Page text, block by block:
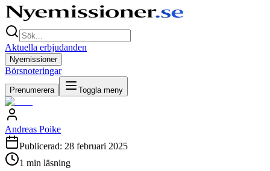
Aktuella erbjudanden
Nyemissioner
Börsnoteringar
Prenumerera Toggla meny
Andreas Poike
Publicerad: 28 februari 2025
1 min läsning